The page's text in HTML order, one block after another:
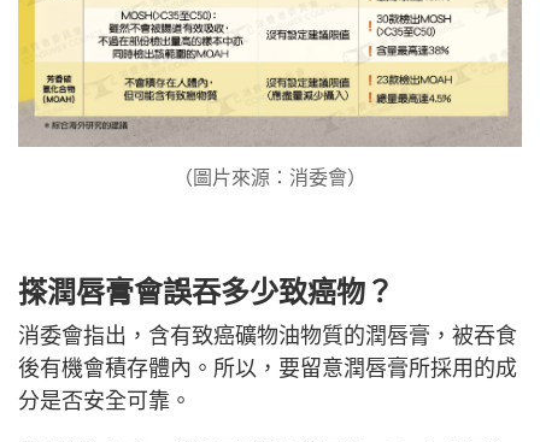
（圖片來源：消委會）
搽潤唇膏會誤吞多少致癌物？
消委會指出，含有致癌礦物油物質的潤唇膏，被吞食
後有機會積存體內。所以，要留意潤唇膏所採用的成
分是否安全可靠。